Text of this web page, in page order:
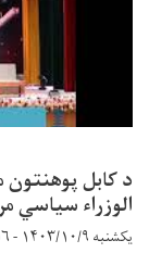
د کابل
الوزراء سیاسي
یکشنبه ۱۴۰۳/۱۰/۹ - ۱۵:۵۶